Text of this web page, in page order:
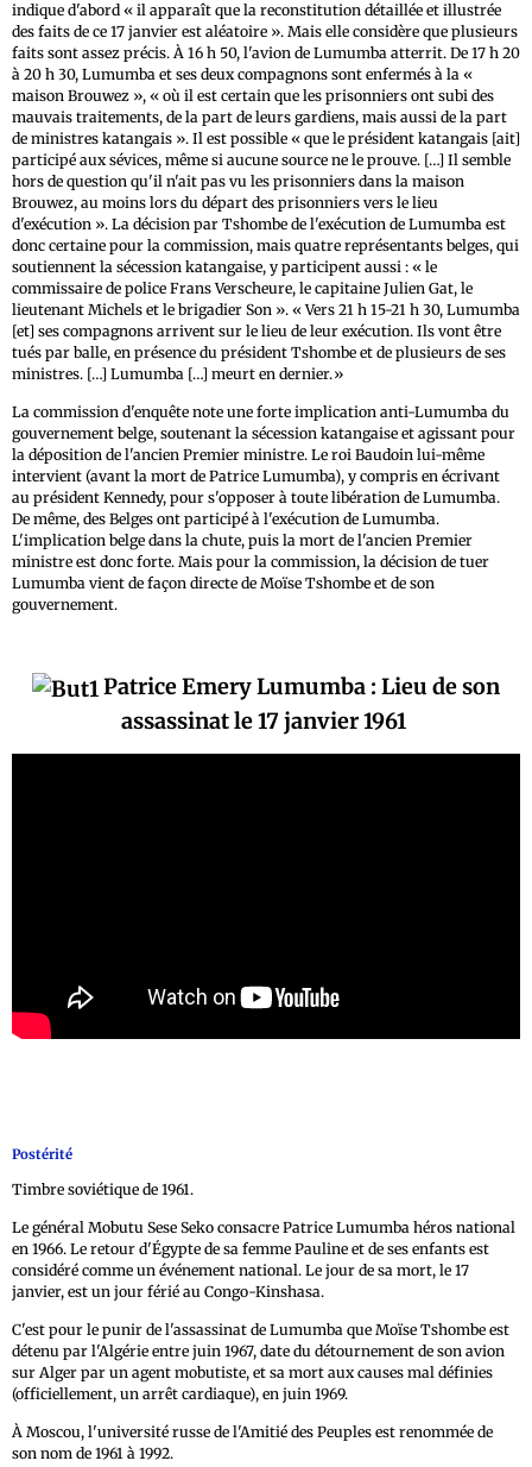
indique d'abord « il apparaît que la reconstitution détaillée et illustrée
des faits de ce 17 janvier est aléatoire ». Mais elle considère que plusieurs
faits sont assez précis. À 16 h 50, l'avion de Lumumba atterrit. De 17 h 20
à 20 h 30, Lumumba et ses deux compagnons sont enfermés à la «
maison Brouwez », « où il est certain que les prisonniers ont subi des
mauvais traitements, de la part de leurs gardiens, mais aussi de la part
de ministres katangais ». Il est possible « que le président katangais [ait]
participé aux sévices, même si aucune source ne le prouve. […] Il semble
hors de question qu'il n'ait pas vu les prisonniers dans la maison
Brouwez, au moins lors du départ des prisonniers vers le lieu
d'exécution ». La décision par Tshombe de l'exécution de Lumumba est
donc certaine pour la commission, mais quatre représentants belges, qui
soutiennent la sécession katangaise, y participent aussi : « le
commissaire de police Frans Verscheure, le capitaine Julien Gat, le
lieutenant Michels et le brigadier Son ». « Vers 21 h 15-21 h 30, Lumumba
[et] ses compagnons arrivent sur le lieu de leur exécution. Ils vont être
tués par balle, en présence du président Tshombe et de plusieurs de ses
ministres. […] Lumumba […] meurt en dernier.»
La commission d'enquête note une forte implication anti-Lumumba du
gouvernement belge, soutenant la sécession katangaise et agissant pour
la déposition de l'ancien Premier ministre. Le roi Baudoin lui-même
intervient (avant la mort de Patrice Lumumba), y compris en écrivant
au président Kennedy, pour s'opposer à toute libération de Lumumba.
De même, des Belges ont participé à l'exécution de Lumumba.
L'implication belge dans la chute, puis la mort de l'ancien Premier
ministre est donc forte. Mais pour la commission, la décision de tuer
Lumumba vient de façon directe de Moïse Tshombe et de son
gouvernement.
Patrice Emery Lumumba : Lieu de son
assassinat le 17 janvier 1961
Postérité
Timbre soviétique de 1961.
Le général Mobutu Sese Seko consacre Patrice Lumumba héros national
en 1966. Le retour d'Égypte de sa femme Pauline et de ses enfants est
considéré comme un événement national. Le jour de sa mort, le 17
janvier, est un jour férié au Congo-Kinshasa.
C'est pour le punir de l'assassinat de Lumumba que Moïse Tshombe est
détenu par l'Algérie entre juin 1967, date du détournement de son avion
sur Alger par un agent mobutiste, et sa mort aux causes mal définies
(officiellement, un arrêt cardiaque), en juin 1969.
À Moscou, l'université russe de l'Amitié des Peuples est renommée de
son nom de 1961 à 1992.